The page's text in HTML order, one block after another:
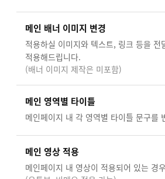
메인 배너 이미지 변경
적용하실 이미지와 텍스트, 링크 등을 전
적용해드립니다.
(배너 이미지 제작은 미포함)
메인 영역별 타이틀
메인페이지 내 각 영역별 타이틀 문구를
메인 영상 적용
메인페이지 내 영상이 적용되어 있는 경